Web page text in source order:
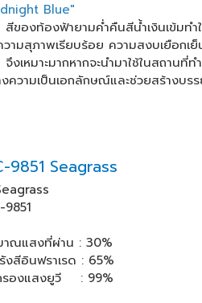
Blue"
องท้องฟ้ายามค่ำคืนสีน้ำเงินเข้มทำ
ามสุภาพเรียบร้อย ความสงบเยือกเ
เหมาะมากหากจะนำมาใช้ในสถานที่ท
งความเป็นเอกลักษณ์และช่วยสร้างบร
9851 Seagrass
9851
าณแสงที่ผ่าน : 30%
งสีอินฟราเรด : 65%
รองแสงยูวี : 99%